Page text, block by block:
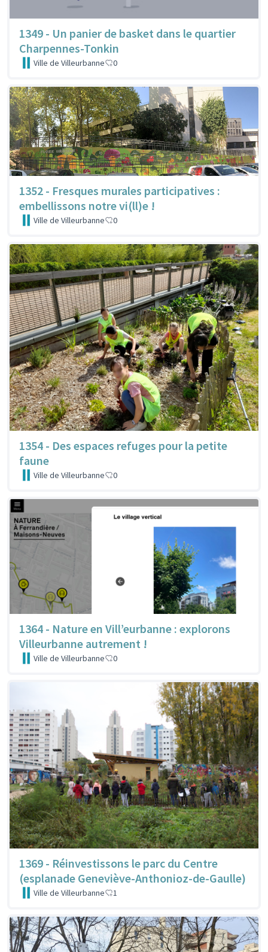
1349 - Un panier de basket dans le quartier
Charpennes-Tonkin
Ville de Villeurbanne 0
1352 - Fresques murales participatives :
embellissons notre vi(ll)e !
Ville de Villeurbanne 0
1354 - Des espaces refuges pour la petite
faune
Ville de Villeurbanne 0
1364 - Nature en Vill’eurbanne : explorons
Villeurbanne autrement !
Ville de Villeurbanne 0
1369 - Réinvestissons le parc du Centre
(esplanade Geneviève-Anthonioz-de-Gaulle)
Ville de Villeurbanne 1